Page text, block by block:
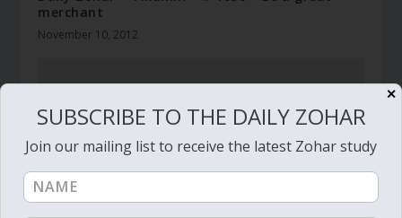
merchant
November 10, 2012
✕
SUBSCRIBE TO THE DAILY ZOHAR
Join our mailing list to receive the latest Zohar study